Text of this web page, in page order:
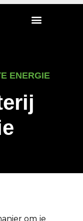
ENERGIE
om je